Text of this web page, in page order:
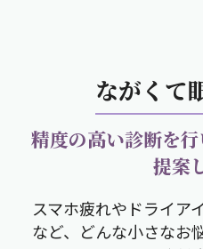
ながくて
精度の高い診断を
提案
スマホ疲れやドライア
など、どんな小さなお